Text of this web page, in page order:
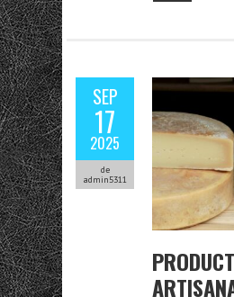
SEP
17
2025
de
admin5311